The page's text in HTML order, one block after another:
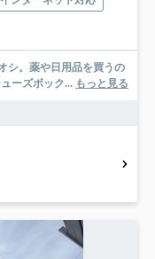
シ。薬や日用品を買うの
ーズボック... もっと見る